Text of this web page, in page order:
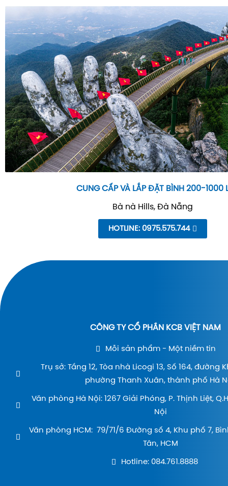
CUNG CẤP VÀ LẮP ĐẶT BÌNH 200-1000
Bà nà Hills, Đà Nẵng
HOTLINE: 0975.575.744
CÔNG TY CỔ PHẦN KCB VIỆT NAM
Mỗi sản phẩm - Một niềm tin
Trụ sở: Tầng 12, Tòa nhà Licogi 13, Số 164, đường
phường Thanh Xuân, thành phố Hà
Văn phòng Hà Nội: 1267 Giải Phóng, P. Thịnh Liệt,
Nội
Văn phòng HCM: 79/71/6 Đường số 4, Khu phố 7,
Tân, HCM
Hotline: 084.761.8888